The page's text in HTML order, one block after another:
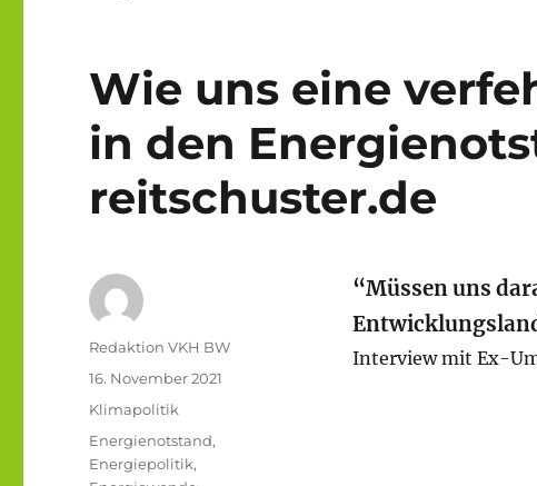
Wie uns eine
in den
reitschuster.de
“Müssen uns
Interview mit Ex-
Autor
Redaktion VKH BW
Veröffentlicht
am
16. November 2021
Kategorien
Klimapolitik
Schlagwörter
Energienotstand,
Energiepolitik,